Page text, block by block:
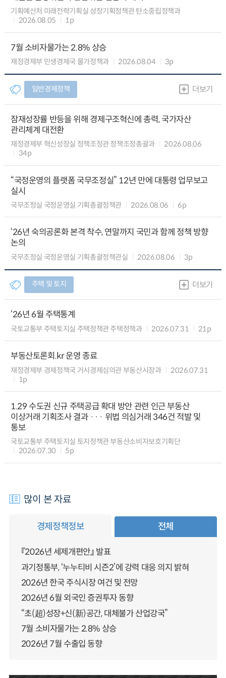
기획예산처 미래전략기획실 성장기획정책관 탄소중립정책과
2026.08.05
1p
7월 소비자물가는 2.8% 상승
재정경제부 민생경제국 물가정책과 2026.08.04 3p
일반경제정책 더보기
잠재성장률 반등을 위해 경제구조혁신에 총력, 국가자산
관리체계 대전환
재정경제부 혁신성장실 정책조정관 정책조정총괄과
2026.08.06
34p
“국정운영의 플랫폼 국무조정실” 12년 만에 대통령 업무보고
실시
국무조정실 국정운영실 기획총괄정책관 2026.08.06 6p
‘26년 숙의공론화 본격 착수, 연말까지 국민과 함께 정책 방향
논의
국무조정실 국정운영실 기획총괄정책관실 2026.08.06 3p
주택 및 토지 더보기
‘26년 6월 주택통계
국토교통부 주택토지실 주택정책관 주택정책과 2026.07.31 21p
부동산토론회.kr 운영 종료
재정경제부 경제정책국 거시경제심의관 부동산시장과
2026.07.31
1p
1.29 수도권 신규 주택공급 확대 방안 관련 인근 부동산
이상거래 기획조사 결과 ··· 위법 의심거래 346건 적발 및
통보
국토교통부 주택토지실 토지정책관 부동산소비자보호기획단
2026.07.30
5p
많이 본 자료
경제정책정보 전체
『2026년 세제개편안』 발표
과기정통부, ‘누누티비 시즌2’에 강력 대응 의지 밝혀
2026년 한국 주식시장 여건 및 전망
2026년 6월 외국인 증권투자 동향
“초(超)성장+신(新)공간, 대체불가 산업강국”
7월 소비자물가는 2.8% 상승
2026년 7월 수출입 동향